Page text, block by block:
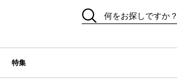
特集
何をお探しですか？